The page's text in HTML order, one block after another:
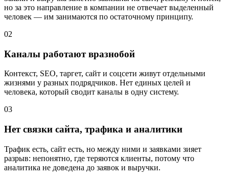
но за это направление в компании не отвечает выделенный
человек — им занимаются по остаточному принципу.
02
Каналы работают вразнобой
Контекст, SEO, таргет, сайт и соцсети живут отдельными
жизнями у разных подрядчиков. Нет единых целей и
человека, который сводит каналы в одну систему.
03
Нет связки сайта, трафика и аналитики
Трафик есть, сайт есть, но между ними и заявками зияет
разрыв: непонятно, где теряются клиенты, потому что
аналитика не доведена до заявок и выручки.